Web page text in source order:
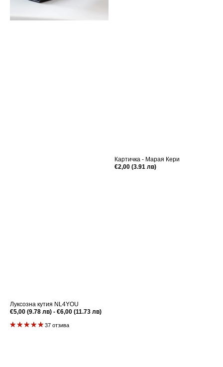
Луксозна кутия NL4YOU
Редовна
€5,00 (9.78 лв) - €6,00 (11.73 лв)
37 отзива
Картичка - Марая Кери
Редовна
€2,00 (3.91 лв)